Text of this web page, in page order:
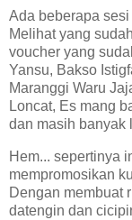
Ada beberapa
Melihat yang
voucher yang
Yansu, Bakso
Maranggi Waru
Loncat, Es mang
dan masih banyak
Hem... sepertinya
mempromosikan
Dengan membuat
datengin dan